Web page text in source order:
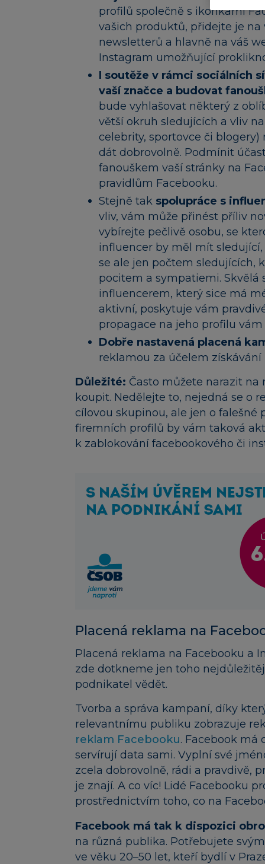
profilů společně s ikonkami
vašich produktů, přidejte je
newsletterů a hlavně na váš
Instagram umožňující
I soutěže v rámci sociálních
vaší značce a budovat
bude vyhlašovat některý z
větší okruh sledujících a vliv
celebrity, sportovce či
dát dobrovolně. Podmínit
fanouškem vaší stránky na
pravidlům Facebooku.
Stejně tak spolupráce s
vliv, vám může přinést příliv
vybírejte pečlivě osobu, se
influencer by měl mít
se ale jen počtem sledujících,
pocitem a sympatiemi. Skvělá
influencerem, který sice má
aktivní, poskytuje vám
propagace na jeho profilu
Dobře nastavená placená
reklamou za účelem získávání
Důležité: Často můžete narazit na
koupit. Nedělejte to, nejedná se o
cílovou skupinou, ale jen o falešné
firemních profilů by vám taková
k zablokování facebookového či
Placená reklama na
Placená reklama na Facebooku a
zde dotkneme jen toho
podnikatel vědět.
Tvorba a správa kampaní, díky
relevantnímu publiku zobrazuje
reklam Facebooku. Facebook má
servírují data sami. Vyplní své
zcela dobrovolně, rádi a pravdivě,
je znají. A co víc! Lidé Facebooku
prostřednictvím toho, co na
Facebook má tak k dispozici
na různá publika. Potřebujete
ve věku 20–50 let, kteří bydlí v